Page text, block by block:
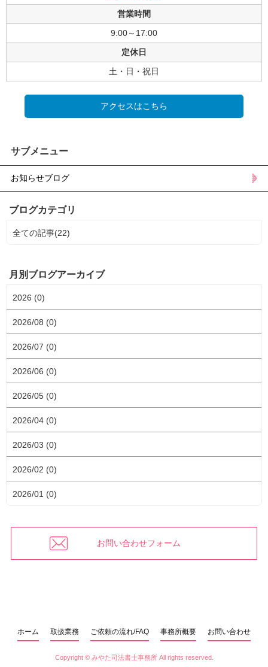
営業時間
9:00～17:00
定休日
土・日・祝日
アクセスはこちら
サブメニュー
お知らせブログ
ブログカテゴリ
全ての記事(22)
月別ブログアーカイブ
2026 (0)
2026/08 (0)
2026/07 (0)
2026/06 (0)
2026/05 (0)
2026/04 (0)
2026/03 (0)
2026/02 (0)
2026/01 (0)
お問い合わせフォーム
ホーム 取扱業務 ご依頼の流れ/FAQ 事務所概要 お問い合わせ
Copyright © みやた司法書士事務所All rights reserved.